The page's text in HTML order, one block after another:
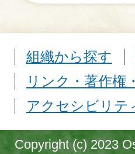
組織から探す
リンク・著作権
アクセシビリテ
Copyright (c) 2023